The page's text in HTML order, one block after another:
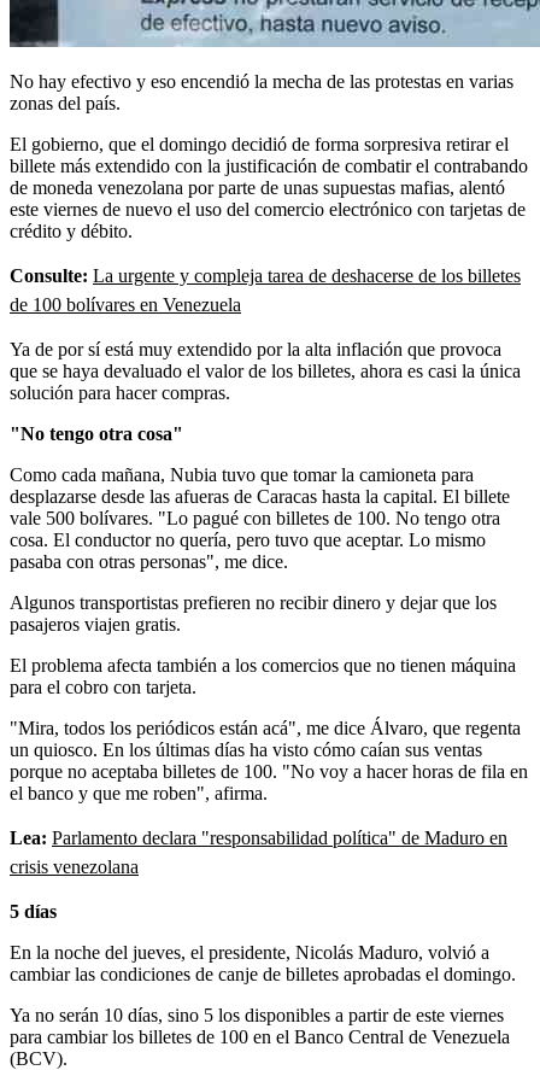
No hay efectivo y eso encendió la mecha de las protestas en varias
zonas del país.
El gobierno, que el domingo decidió de forma sorpresiva retirar el
billete más extendido con la justificación de combatir el contrabando
de moneda venezolana por parte de unas supuestas mafias, alentó
este viernes de nuevo el uso del comercio electrónico con tarjetas de
crédito y débito.
Consulte: La urgente y compleja tarea de deshacerse de los billetes
de 100 bolívares en Venezuela
Ya de por sí está muy extendido por la alta inflación que provoca
que se haya devaluado el valor de los billetes, ahora es casi la única
solución para hacer compras.
"No tengo otra cosa"
Como cada mañana, Nubia tuvo que tomar la camioneta para
desplazarse desde las afueras de Caracas hasta la capital. El billete
vale 500 bolívares. "Lo pagué con billetes de 100. No tengo otra
cosa. El conductor no quería, pero tuvo que aceptar. Lo mismo
pasaba con otras personas", me dice.
Algunos transportistas prefieren no recibir dinero y dejar que los
pasajeros viajen gratis.
El problema afecta también a los comercios que no tienen máquina
para el cobro con tarjeta.
"Mira, todos los periódicos están acá", me dice Álvaro, que regenta
un quiosco. En los últimas días ha visto cómo caían sus ventas
porque no aceptaba billetes de 100. "No voy a hacer horas de fila en
el banco y que me roben", afirma.
Lea: Parlamento declara "responsabilidad política" de Maduro en
crisis venezolana
5 días
En la noche del jueves, el presidente, Nicolás Maduro, volvió a
cambiar las condiciones de canje de billetes aprobadas el domingo.
Ya no serán 10 días, sino 5 los disponibles a partir de este viernes
para cambiar los billetes de 100 en el Banco Central de Venezuela
(BCV).